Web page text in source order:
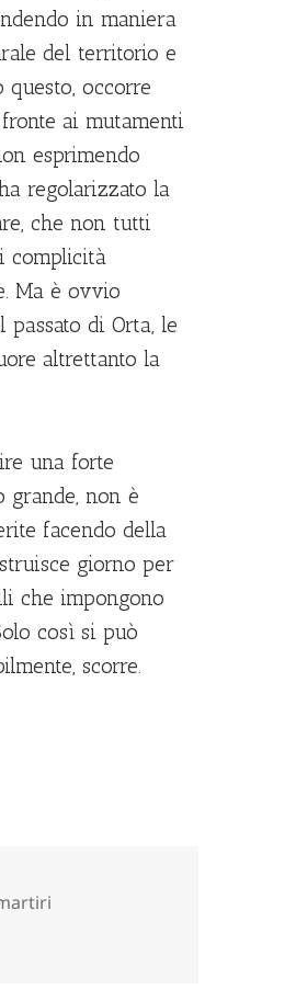
in maniera
del territorio e
questo, occorre
ai mutamenti
esprimendo
regolarizzato la
che non tutti
complicità
Ma è ovvio
di Orta, le
altrettanto la
una forte
grande, non è
facendo della
giorno per
che impongono
così si può
scorre.